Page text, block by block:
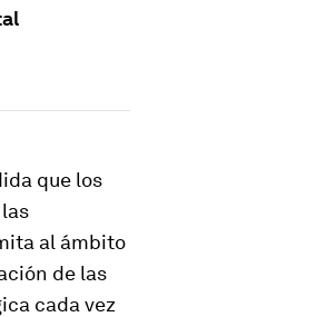
que los
al ámbito
de las
cada vez